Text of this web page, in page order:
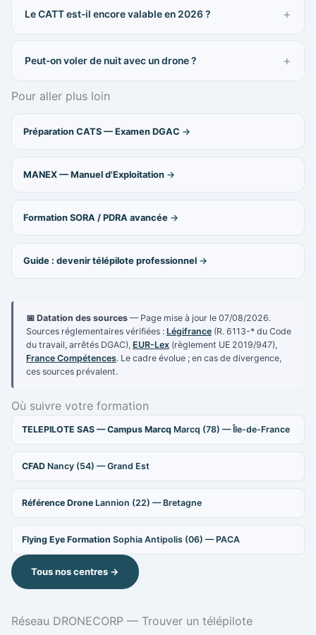
Le CATT est-il encore valable en 2026 ?
Peut-on voler de nuit avec un drone ?
Pour aller plus loin
Préparation CATS — Examen DGAC
MANEX — Manuel d'Exploitation
Formation SORA / PDRA avancée
Guide : devenir télépilote professionnel
📅 Datation des sources — Page mise à jour le 07/08/2026.
Sources réglementaires vérifiées : Légifrance (R. 6113-* du Code
du travail, arrêtés DGAC), EUR-Lex (règlement UE 2019/947),
France Compétences. Le cadre évolue ; en cas de divergence,
ces sources prévalent.
Où suivre votre formation
TELEPILOTE SAS — Campus Marcq Marcq (78) — Île-de-France
CFAD Nancy (54) — Grand Est
Référence Drone Lannion (22) — Bretagne
Flying Eye Formation Sophia Antipolis (06) — PACA
Tous nos centres →
Réseau DRONECORP — Trouver un télépilote